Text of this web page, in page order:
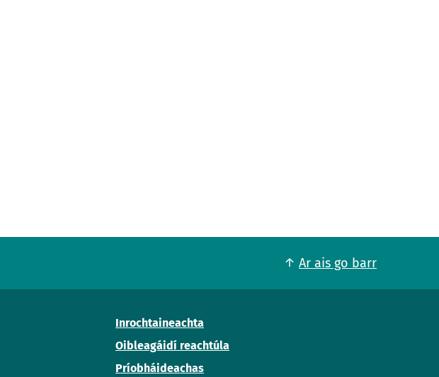
Ar ais go barr
Inrochtaineachta
Oibleagáidí reachtúla
Príobháideachas